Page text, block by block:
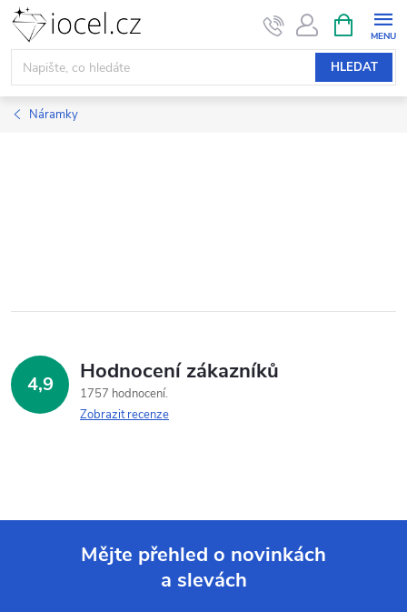
Přejít
obsah
HLEDAT
NÁKUPNÍ
KOŠÍK
Náramky
4,9 Hodnocení zákazníků
1757 hodnocení
Zobrazit recenze
Mějte přehled o novinkách
a slevách